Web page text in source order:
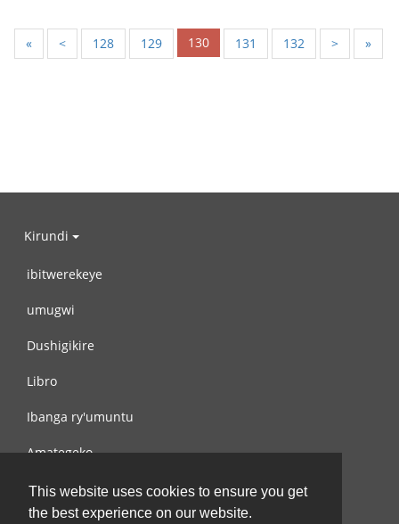
This website uses cookies to ensure you get
the best experience on our website.
« < 128 129 130 131 132 > »
Kirundi
ibitwerekeye
umugwi
Dushigikire
Libro
Ibanga ry'umuntu
Amategeko
Turondere